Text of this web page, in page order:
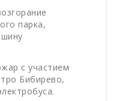
парка,
с участием
Бибирево,